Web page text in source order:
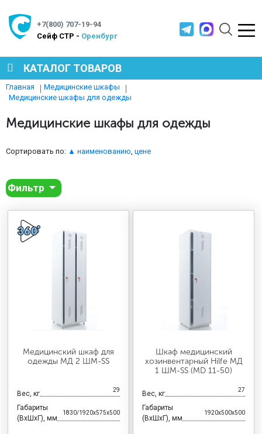
+7(800) 707-19-94
Cейф СТР - Оренбург
КАТАЛОГ ТОВАРОВ
СЕЙФЫ
МЕТАЛЛИЧЕСКИЕ СТЕЛЛАЖИ
СИСТЕМЫ ХРАНЕНИЯ
ОФИСНАЯ МЕБЕЛЬ
МЕБЕЛЬ ДЛЯ ДОМА
Главная
Медицинские шкафы
Медицинские шкафы для одежды
Медицинские шкафы для одежды
Сортировать по: ▲ наименованию, цене
Фильтр
Медицинский шкаф для
одежды МД 2 ШМ-SS
Вес, кг 29
Габариты
(ВхШхГ), мм
1830/1920x575x500
Шкаф медицинский
хозинвентарный Hilfe МД
1 ШМ-SS (MD 11-50)
Вес, кг 27
Габариты
(ВхШхГ), мм
1920x500x500